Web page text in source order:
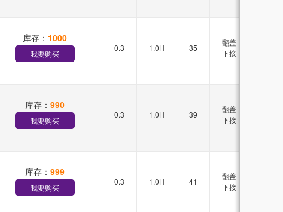
库存： 1000
我要购买
0.3 1.0H 35
翻盖
下接
库存： 990
我要购买
0.3 1.0H 39
翻盖
下接
库存： 999
我要购买
0.3 1.0H 41
翻盖
下接